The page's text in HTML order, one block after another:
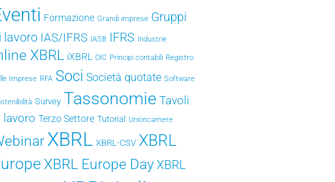
Formazione Grandi imprese Gruppi
lavoro IAS/IFRS IASB IFRS Industrie
XBRL iXBRL OIC Principi contabili Registro
Imprese RFA Soci Società quotate Software
Survey Tassonomie Tavoli
lavoro Terzo Settore Tutorial Unioncamere
XBRL XBRL-CSV XBRL
XBRL Europe Day XBRL